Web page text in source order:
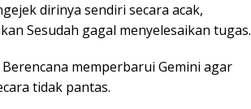
dirinya sendiri secara acak,
Sesudah gagal menyelesaikan tugas.
memperbarui Gemini agar
tidak pantas.